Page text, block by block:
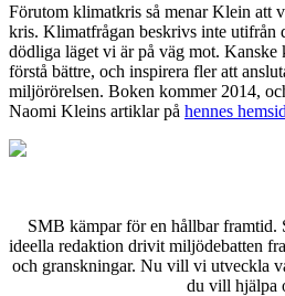
Förutom klimatkris så menar Klein att
kris. Klimatfrågan beskrivs inte utifrån
dödliga läget vi är på väg mot. Kanske
förstå bättre, och inspirera fler att
miljörörelsen. Boken kommer 2014,
Naomi Kleins artiklar på hennes
SMB kämpar för en hållbar framtid.
ideella redaktion drivit miljödebatten
och granskningar. Nu vill vi utveckla
du vill hjälpa